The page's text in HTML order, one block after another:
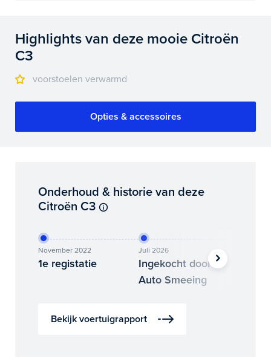
Highlights van deze mooie Citroën
C3
voorstoelen verwarmd
Opties & accessoires
Onderhoud & historie van deze
Citroën C3
November 2022
1e registatie
Juli 2026
Ingekocht door
Auto Smeeing
Bekijk voertuigrapport